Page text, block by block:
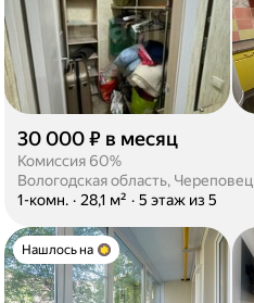
30 000 ₽ в месяц
Комиссия 60%
Вологодская область,
1-комн. · 28,1 м² · 5 этаж из 5
Нашлось на